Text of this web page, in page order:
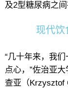
及2型糖尿病之间
现代饮
“几十年来，我
点心，”佐治亚
查亚（Krzysztof